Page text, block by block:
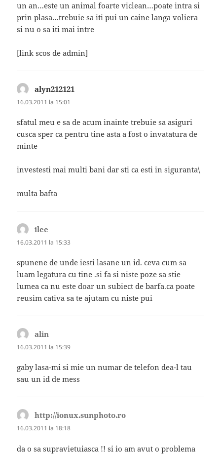
un an…este un animal foarte viclean…poate intra si
prin plasa…trebuie sa iti pui un caine langa voliera
si nu o sa iti mai intre
[link scos de admin]
alyn212121
16.03.2011 la 15:01
sfatul meu e sa de acum inainte trebuie sa asiguri
cusca sper ca pentru tine asta a fost o invatatura de
minte
investesti mai multi bani dar sti ca esti in siguranta\
multa bafta
ilee
16.03.2011 la 15:33
spunene de unde iesti lasane un id. ceva cum sa
luam legatura cu tine .si fa si niste poze sa stie
lumea ca nu este doar un subiect de barfa.ca poate
reusim cativa sa te ajutam cu niste pui
alin
16.03.2011 la 15:39
gaby lasa-mi si mie un numar de telefon dea-l tau
sau un id de mess
http://ionux.sunphoto.ro
16.03.2011 la 18:18
da o sa supravietuiasca !! si io am avut o problema